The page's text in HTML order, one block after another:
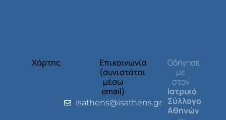
Χάρτης
Επικοινωνία
(συνιστάται
μέσω
email)
isathens@isathens.gr
Οδήγησέ
με
στον
Ιατρικό
Σύλλογο
Αθηνών